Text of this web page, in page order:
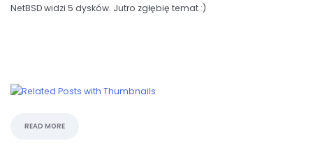
NetBSD widzi 5 dysków. Jutro zgłębię temat :)
READ MORE